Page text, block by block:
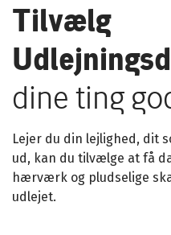
Tilvælg
dine ting
Lejer du din lejlighed, dit
ud, kan du tilvælge at få
hærværk og pludselige
udlejet.